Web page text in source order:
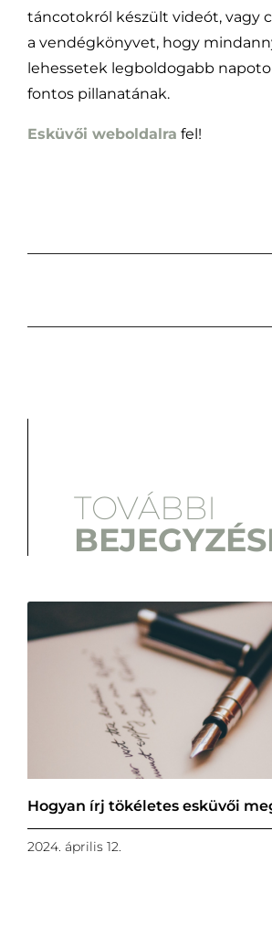
táncotokról készült videót, vagy
a vendégkönyvet, hogy
lehessetek legboldogabb
fontos pillanatának.
Esküvői weboldalra fel!
TOVÁBBI
Hogyan írj tökéletes esküvői
2024. április 12.